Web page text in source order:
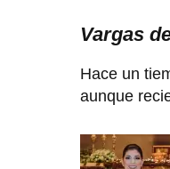
Vargas
Hace un
aunque